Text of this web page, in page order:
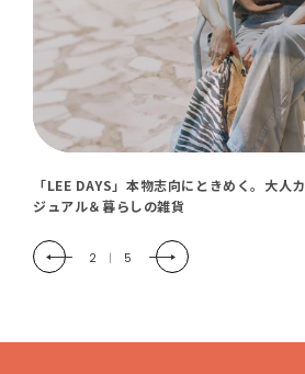
「LEE DAYS」本物志向にときめく。大人カ
ジュアル＆暮らしの雑貨
2 | 5